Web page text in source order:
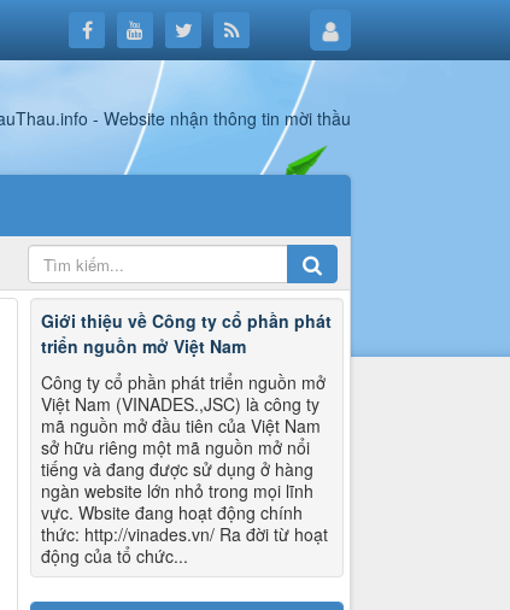
Giới thiệu về Công ty cổ phần phát
triển nguồn mở Việt Nam
Công ty cổ phần phát triển nguồn mở
Việt Nam (VINADES.,JSC) là công ty
mã nguồn mở đầu tiên của Việt Nam
sở hữu riêng một mã nguồn mở nổi
tiếng và đang được sử dụng ở hàng
ngàn website lớn nhỏ trong mọi lĩnh
vực. Wbsite đang hoạt động chính
thức: http://vinades.vn/ Ra đời từ hoạt
động của tổ chức...